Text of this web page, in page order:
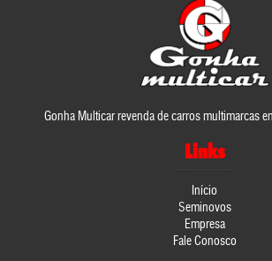
Gonha Multicar revenda de carros multimarcas
Links
Início
Seminovos
Empresa
Fale Conosco